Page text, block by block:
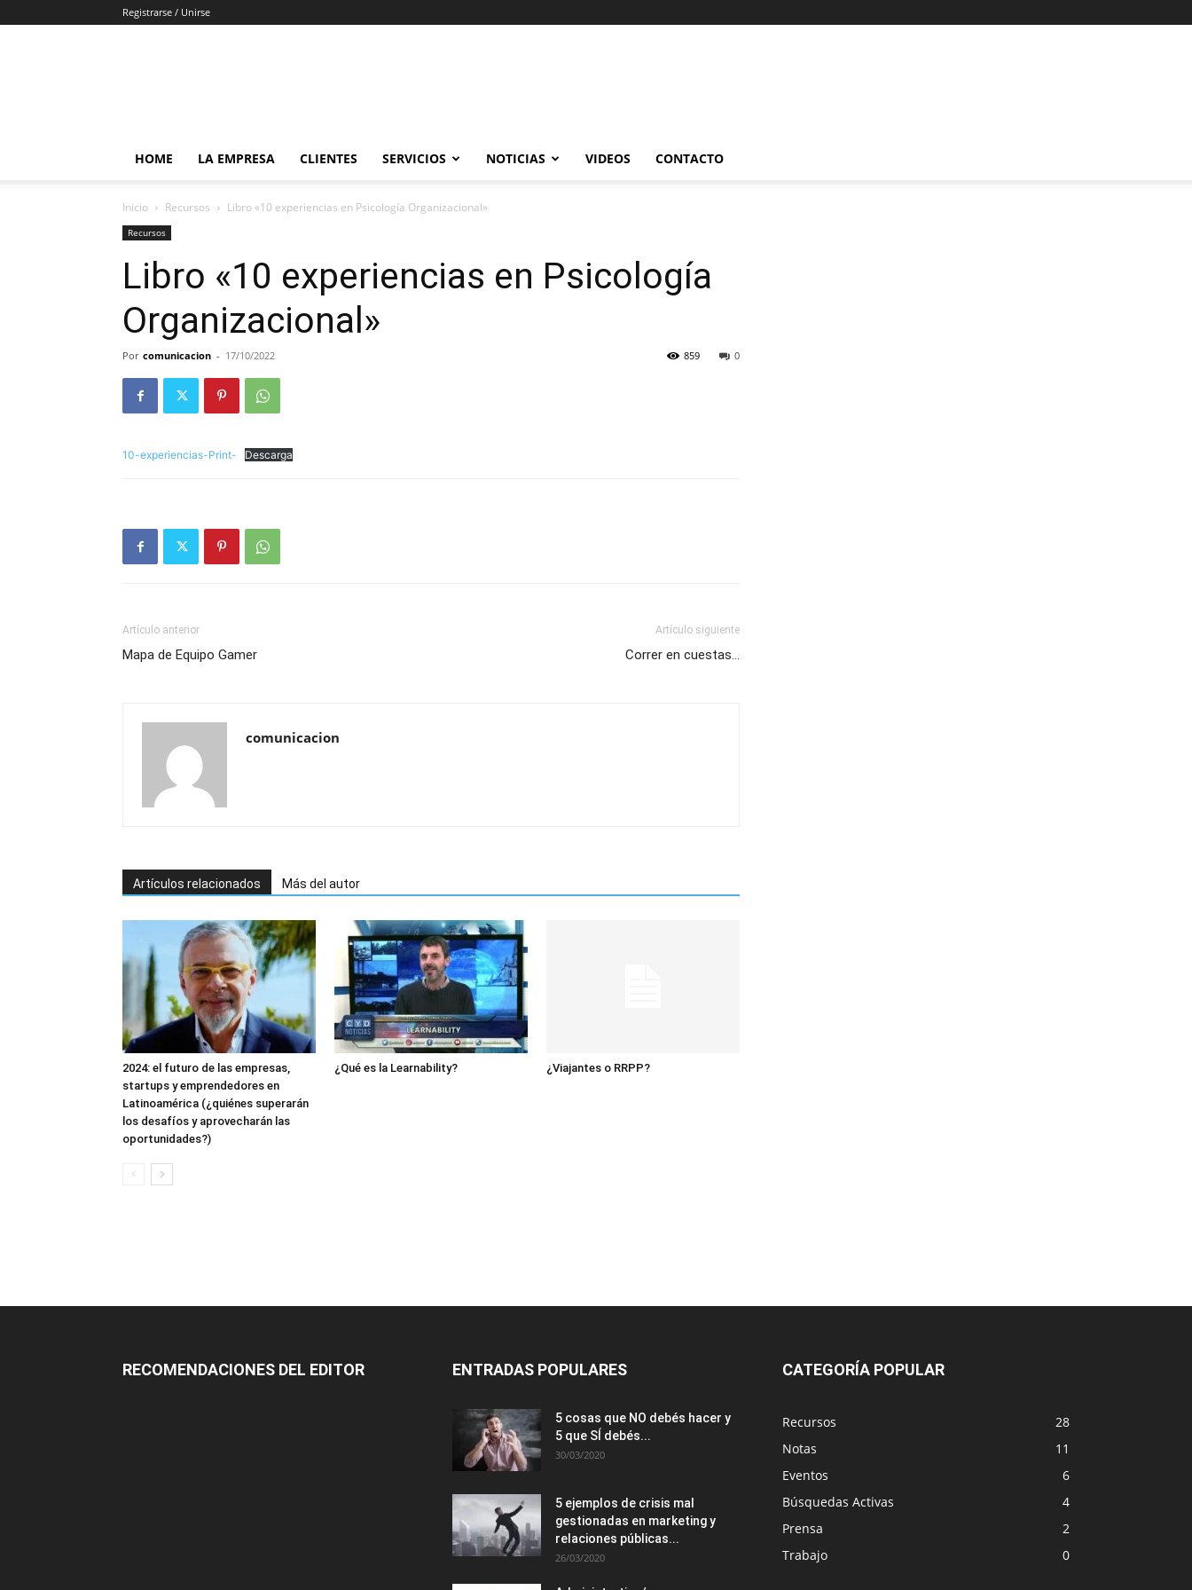
Registrarse / Unirse
HOME LA EMPRESA CLIENTES SERVICIOS NOTICIAS VIDEOS CONTACTO
Inicio Recursos Libro «10 experiencias en Psicología Organizacional»
Recursos
Libro «10 experiencias en Psicología
Organizacional»
Por comunicacion - 17/10/2022 0
859
10-experiencias-Print- Descarga
Artículo anterior
Mapa de Equipo Gamer
Artículo siguiente
Correr en cuestas…
comunicacion
Artículos relacionados Más del autor
2024: el futuro de las empresas,
startups y emprendedores en
Latinoamérica (¿quiénes superarán
los desafíos y aprovecharán las
oportunidades?)
¿Qué es la Learnability? ¿Viajantes o RRPP?
RECOMENDACIONES DEL EDITOR ENTRADAS POPULARES
5 cosas que NO debés hacer y
5 que SÍ debés...
30/03/2020
5 ejemplos de crisis mal
gestionadas en marketing y
relaciones públicas...
26/03/2020
CATEGORÍA POPULAR
Recursos
28
Notas
11
Eventos
6
Búsquedas Activas
4
Prensa
2
Trabajo
0